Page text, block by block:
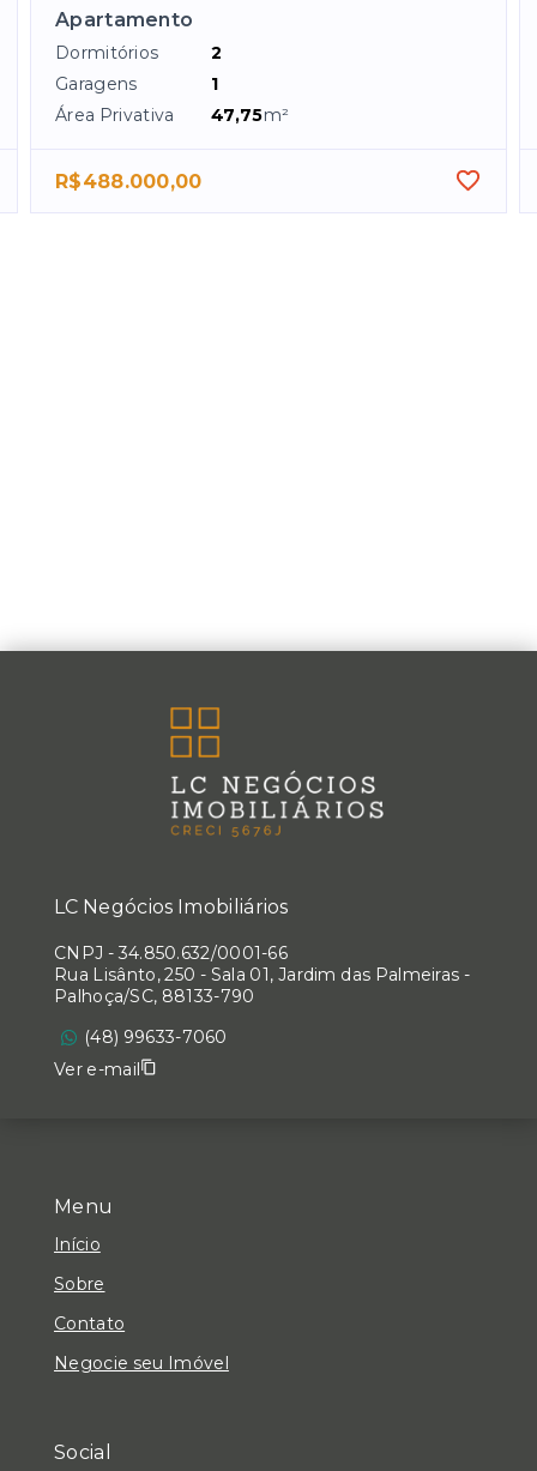
Apartamento
Dormitórios
2
Garagens
1
Área Privativa
47,75m²
R$488.000,00
Menu
Início
Sobre
Contato
Negocie seu Imóvel
Social
LC Negócios Imobiliários
CNPJ - 34.850.632/0001-66
Rua Lisânto, 250 - Sala 01, Jardim das Palmeiras -
Palhoça/SC, 88133-790
(48) 99633-7060
Ver e-mail